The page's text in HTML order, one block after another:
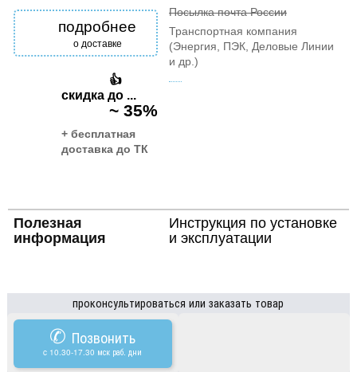
подробнее
о доставке
👍
скидка до ...
~ 35%
+ бесплатная
доставка до ТК
Посылка почта России
Транспортная компания
(Энергия, ПЭК, Деловые Линии
и др.)
Полезная
информация
Инструкция по установке
и эксплуатации
проконсультироваться или заказать товар
✆ Позвонить
c 10.30-17.30 мск раб. дни